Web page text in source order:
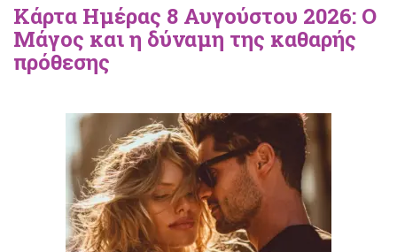
Κάρτα Ημέρας 8 Αυγούστου 2026: Ο
Μάγος και η δύναμη της καθαρής
πρόθεσης